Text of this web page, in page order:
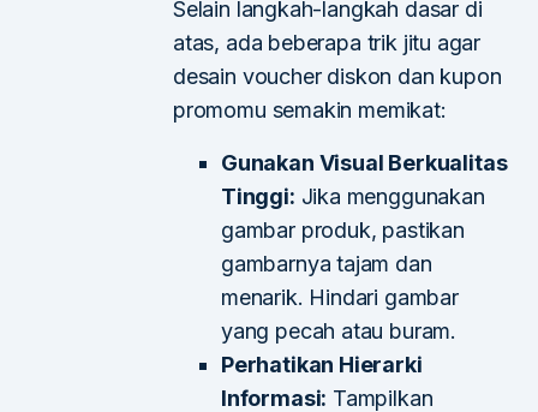
Selain langkah-langkah dasar di
atas, ada beberapa trik jitu agar
desain voucher diskon dan kupon
promomu semakin memikat:
Gunakan Visual Berkualitas
Tinggi: Jika menggunakan
gambar produk, pastikan
gambarnya tajam dan
menarik. Hindari gambar
yang pecah atau buram.
Perhatikan Hierarki
Informasi: Tampilkan